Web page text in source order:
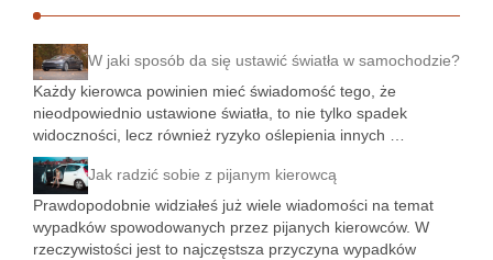
W jaki sposób da się ustawić światła w samochodzie?
Każdy kierowca powinien mieć świadomość tego, że
nieodpowiednio ustawione światła, to nie tylko spadek
widoczności, lecz również ryzyko oślepienia innych …
Jak radzić sobie z pijanym kierowcą
Prawdopodobnie widziałeś już wiele wiadomości na temat
wypadków spowodowanych przez pijanych kierowców. W
rzeczywistości jest to najczęstsza przyczyna wypadków